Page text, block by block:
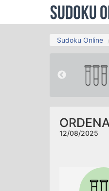
Sudoku Online
12/08/2025